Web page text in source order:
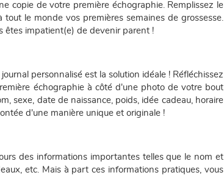
copie de votre première échographie. Remplissez le
le monde vos premières semaines de grossesse.
êtes impatient(e) de devenir parent !
personnalisé est la solution idéale ! Réfléchissez
échographie à côté d'une photo de votre bout
sexe, date de naissance, poids, idée cadeau, horaire
d'une manière unique et originale !
des informations importantes telles que le nom et
etc. Mais à part ces informations pratiques, vous